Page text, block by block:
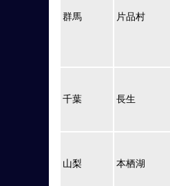
群馬 片品村
千葉 長生
山梨 本栖湖